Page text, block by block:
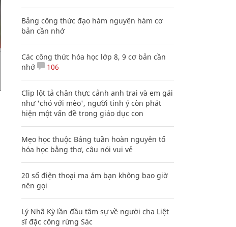
Bảng công thức đạo hàm nguyên hàm cơ
bản cần nhớ
Các công thức hóa học lớp 8, 9 cơ bản cần
nhớ
106
Clip lột tả chân thực cảnh anh trai và em gái
như 'chó với mèo', người tinh ý còn phát
hiện một vấn đề trong giáo dục con
Mẹo học thuộc Bảng tuần hoàn nguyên tố
hóa học bằng thơ, câu nói vui vẻ
20 số điện thoại ma ám bạn không bao giờ
nên gọi
Lý Nhã Kỳ lần đầu tâm sự về người cha Liệt
sĩ đặc công rừng Sác